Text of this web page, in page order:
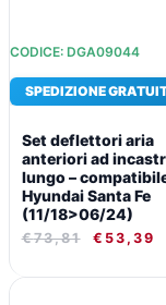
CODICE: DGA09044
SPEDIZIONE
Set deflettori aria
anteriori ad
lungo –
Hyundai Santa Fe
(11/18>06/24)
€73,81 € 53,39